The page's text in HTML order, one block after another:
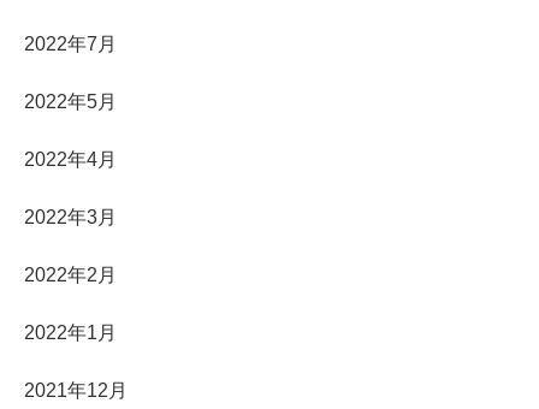
2022年7月
2022年5月
2022年4月
2022年3月
2022年2月
2022年1月
2021年12月